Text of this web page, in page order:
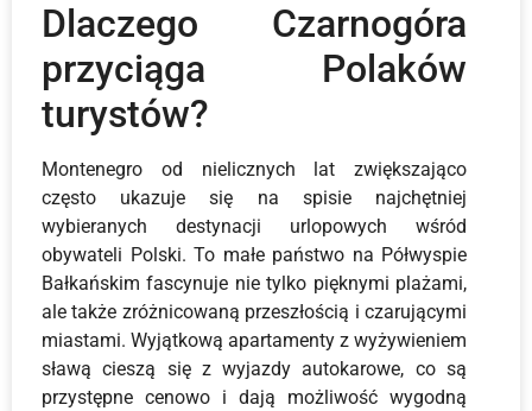
Dlaczego Czarnogóra
przyciąga Polaków
turystów?
Montenegro od nielicznych lat zwiększająco
często ukazuje się na spisie najchętniej
wybieranych destynacji urlopowych wśród
obywateli Polski. To małe państwo na Półwyspie
Bałkańskim fascynuje nie tylko pięknymi plażami,
ale także zróżnicowaną przeszłością i czarującymi
miastami. Wyjątkową apartamenty z wyżywieniem
sławą cieszą się z wyjazdy autokarowe, co są
przystępne cenowo i dają możliwość wygodną